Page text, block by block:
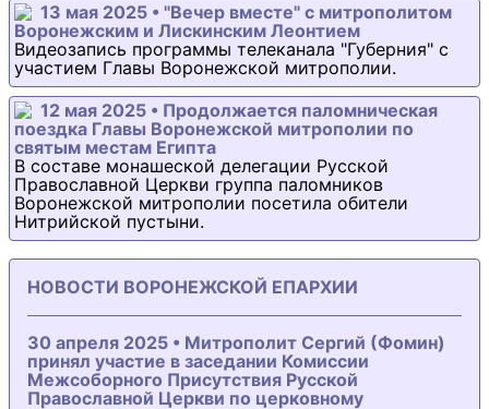
13 мая 2025 • "Вечер вместе" с митрополитом
Воронежским и Лискинским Леонтием
Видеозапись программы телеканала "Губерния" с
участием Главы Воронежской митрополии.
12 мая 2025 • Продолжается паломническая
поездка Главы Воронежской митрополии по
святым местам Египта
В составе монашеской делегации Русской
Православной Церкви группа паломников
Воронежской митрополии посетила обители
Нитрийской пустыни.
НОВОСТИ ВОРОНЕЖСКОЙ ЕПАРХИИ
30 апреля 2025 • Митрополит Сергий (Фомин)
принял участие в заседании Комиссии
Межсоборного Присутствия Русской
Православной Церкви по церковному